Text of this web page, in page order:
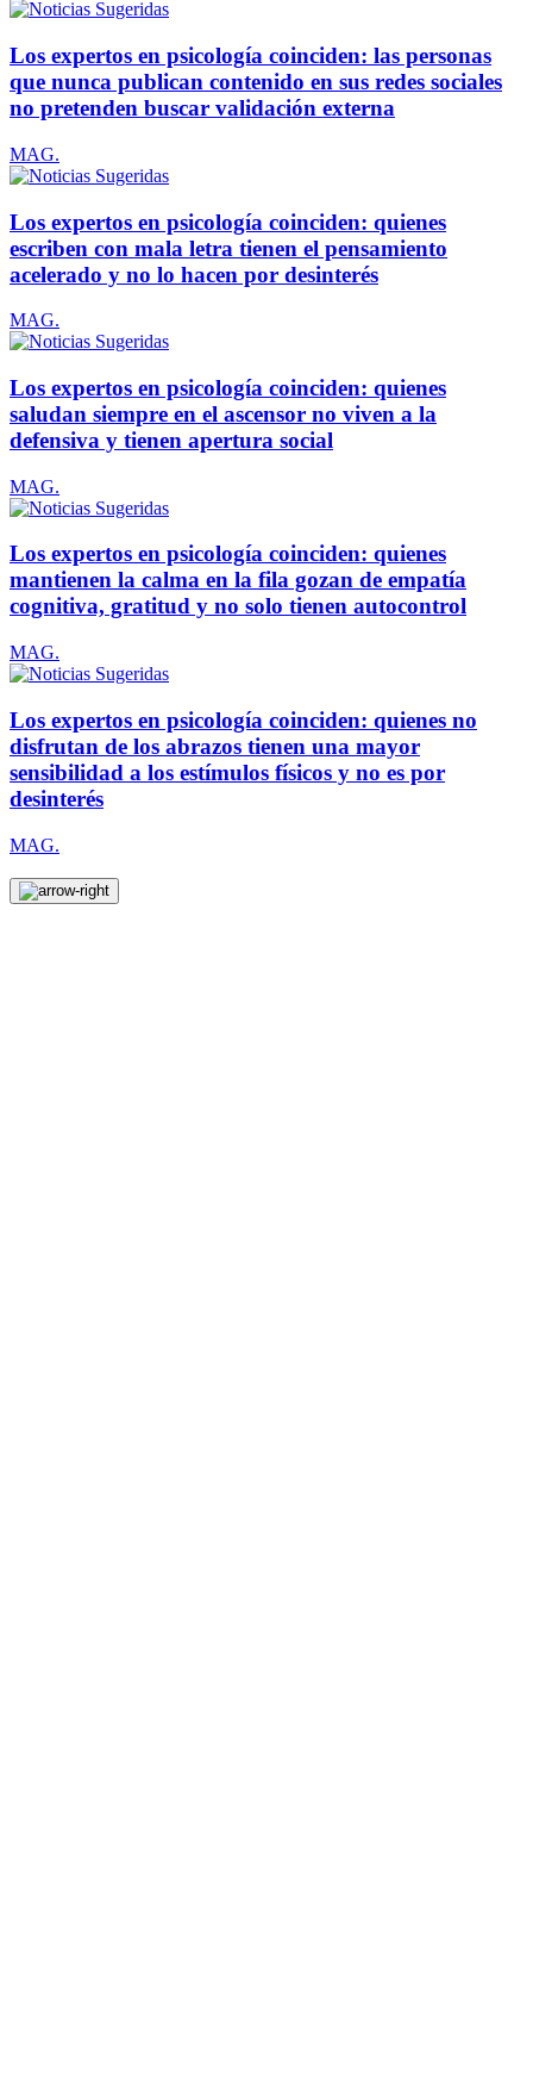
Los expertos en psicología coinciden: las personas
que nunca publican contenido en sus redes sociales
no pretenden buscar validación externa
MAG.
Los expertos en psicología coinciden: quienes
escriben con mala letra tienen el pensamiento
acelerado y no lo hacen por desinterés
MAG.
Los expertos en psicología coinciden: quienes
saludan siempre en el ascensor no viven a la
defensiva y tienen apertura social
MAG.
Los expertos en psicología coinciden: quienes
mantienen la calma en la fila gozan de empatía
cognitiva, gratitud y no solo tienen autocontrol
MAG.
Los expertos en psicología coinciden: quienes no
disfrutan de los abrazos tienen una mayor
sensibilidad a los estímulos físicos y no es por
desinterés
MAG.